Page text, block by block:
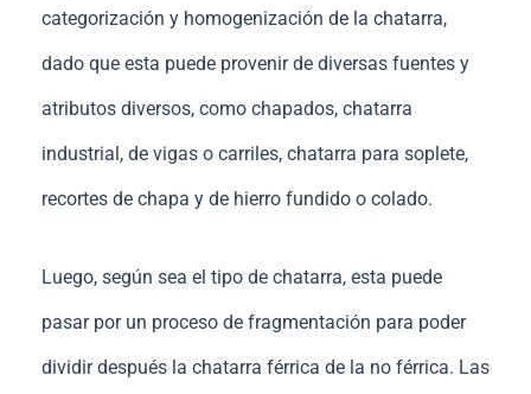
categorización y homogenización de la chatarra,
dado que esta puede provenir de diversas fuentes y
atributos diversos, como chapados, chatarra
industrial, de vigas o carriles, chatarra para soplete,
recortes de chapa y de hierro fundido o colado.
Luego, según sea el tipo de chatarra, esta puede
pasar por un proceso de fragmentación para poder
dividir después la chatarra férrica de la no férrica. Las